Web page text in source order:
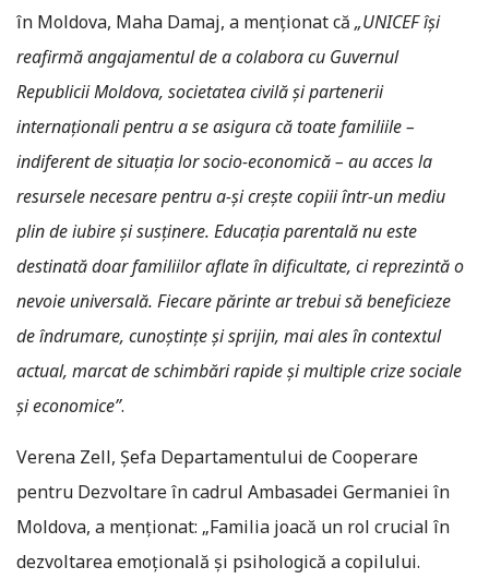
în Moldova, Maha Damaj, a menționat că „UNICEF își
reafirmă angajamentul de a colabora cu Guvernul
Republicii Moldova, societatea civilă și partenerii
internaționali pentru a se asigura că toate familiile –
indiferent de situația lor socio-economică – au acces la
resursele necesare pentru a-și crește copiii într-un mediu
plin de iubire și susținere. Educația parentală nu este
destinată doar familiilor aflate în dificultate, ci reprezintă o
nevoie universală. Fiecare părinte ar trebui să beneficieze
de îndrumare, cunoștințe și sprijin, mai ales în contextul
actual, marcat de schimbări rapide și multiple crize sociale
și economice”.
Verena Zell, Șefa Departamentului de Cooperare
pentru Dezvoltare în cadrul Ambasadei Germaniei în
Moldova, a menționat: „Familia joacă un rol crucial în
dezvoltarea emoțională și psihologică a copilului.